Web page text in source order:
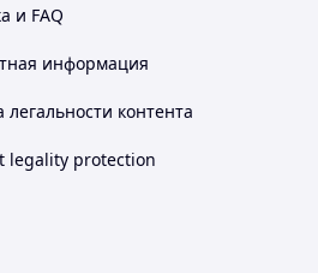
и FAQ
информация
контента
legality protection